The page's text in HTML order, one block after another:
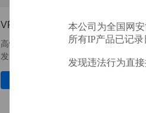
VPS服务器
高性能、稳定可靠，适合个人开
发、企业应用和测试环境
本公司为全国网
所有IP产品已记
发现违法行为直